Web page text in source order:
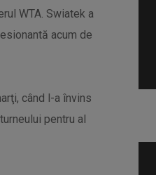
WTA. Swiatek a
acum de
când l-a învins
pentru al